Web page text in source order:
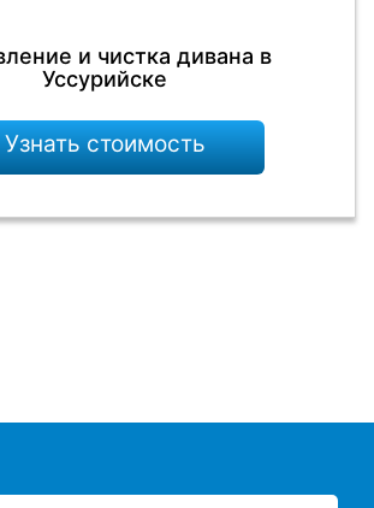
и чистка дивана в
Уссурийске
Узнать стоимость